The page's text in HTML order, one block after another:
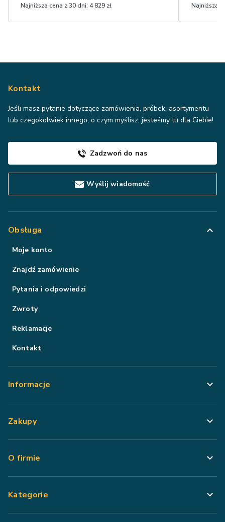
Najniższa cena z 30 dni: 4 829 zł Najniższa
Kontakt
Jeśli masz pytanie dotyczące zamówienia, próbek, asortymentu
lub czegokolwiek innego, o czym myślisz, jesteśmy tu dla Ciebie!
Zadzwoń do nas
Wyślij wiadomość
Obsługa
Moje konto
Znajdź zamówienie
Pytania i odpowiedzi
Zwroty
Reklamacje
Kontakt
Informacje
Zakupy
O firmie
Kategorie